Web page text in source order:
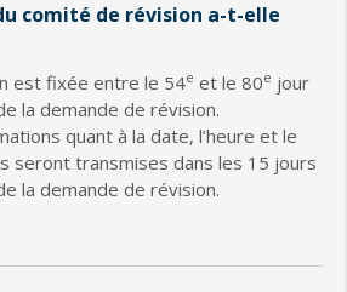
comité de révision a-t-elle
est fixée entre le 54e et le 80e jour
la demande de révision.
quant à la date, l’heure et le
seront transmises dans les 15 jours
la demande de révision.